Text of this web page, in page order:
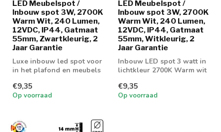
LED Meubelspot /
Inbouw spot 3W, 2700K
Warm Wit, 240 Lumen,
12VDC, IP44, Gatmaat
55mm, Zwartkleurig, 2
Jaar Garantie
Luxe inbouw led spot voor
in het plafond en meubels
€9,35
Op voorraad
LED Meubelspot /
Inbouw spot 3W, 2700K
Warm Wit, 240 Lumen,
12VDC, IP44, Gatmaat
55mm, Witkleurig, 2
Jaar Garantie
Inbouw LED spot 3 watt in
lichtkleur 2700K Warm wit
€9,35
Op voorraad